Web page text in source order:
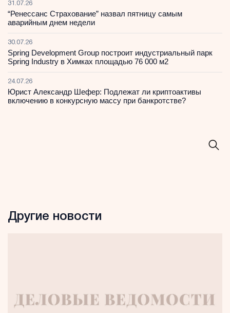
31.07.26
“Ренессанс Страхование” назвал пятницу самым
аварийным днем недели
30.07.26
Spring Development Group построит индустриальный парк
Spring Industry в Химках площадью 76 000 м2
24.07.26
Юрист Александр Шефер: Подлежат ли криптоактивы
включению в конкурсную массу при банкротстве?
Другие новости